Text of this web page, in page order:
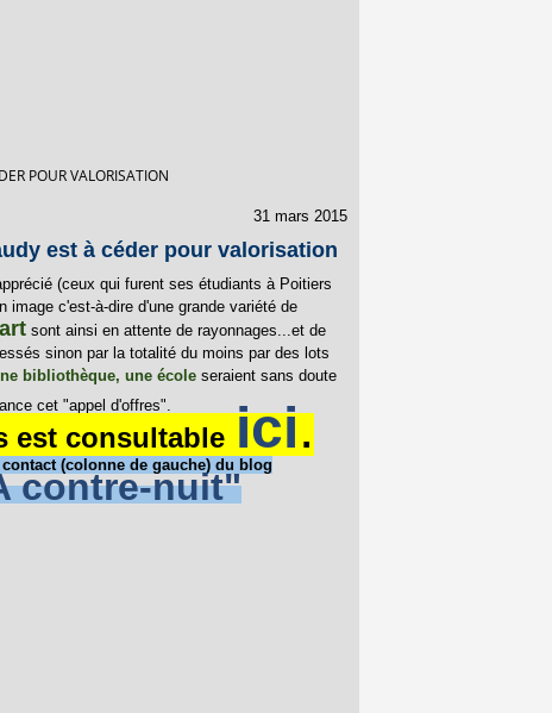
POUR VALORISATION
31 mars 2015
est à céder pour valorisation
(ceux qui furent ses étudiants à Poitiers
image c'est-à-dire d'une grande variété de
sont ainsi en attente de rayonnages...et de
sinon par la totalité du moins par des lots
bibliothèque, une école seraient sans doute
cet "appel d'offres".
est consultable ici.
(colonne de gauche) du blog
contre-nuit"